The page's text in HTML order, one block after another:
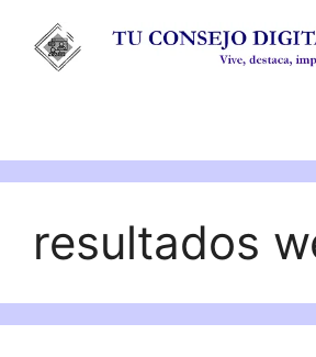
contenido
resultados